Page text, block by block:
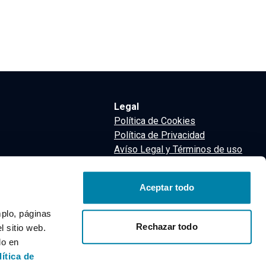
páginas
sitio web.
en
de
Aceptar todo
Rechazar todo
Legal
Política de Cookies
Política de Privacidad
Avíso Legal y Términos de uso